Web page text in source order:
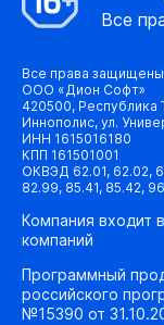
Все
Все права
ООО «Дион Софт»
420500, Республика
Иннополис, ул.
ИНН 1615016180
КПП 161501001
ОКВЭД 62.01, 62.02,
82.99, 85.41, 85.42,
Компания входит
компаний
Программный
российского
№15390 от